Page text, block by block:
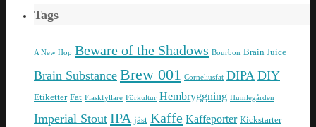
Tags
A New Hop Beware of the Shadows Bourbon Brain Juice
Brain Substance Brew 001 Corneliusfat DIPA DIY
Etiketter Fat Flaskfyllare Förkultur Hembryggning Humlegården
Imperial Stout IPA jäst Kaffe Kaffeporter Kickstarter